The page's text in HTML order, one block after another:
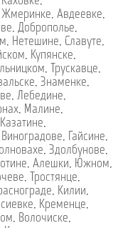
Жмеринке, Авдеевке,
, Доброполье,
, Нетешине, Славуте,
, Купянске,
, Трускавце,
, Знаменке,
, Лебедине,
, Малине,
Казатине,
Виноградове, Гайсине,
, Здолбунове,
, Алешки, Южном,
, Тростянце,
, Килии,
, Кременце,
, Волочиске,